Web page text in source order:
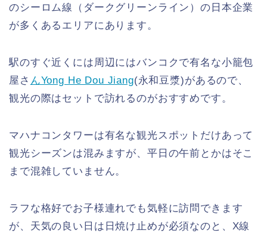
のシーロム線（ダークグリーンライン）の日本企業
が多くあるエリアにあります。
駅のすぐ近くには周辺にはバンコクで有名な小籠包
屋さ んYong He Dou Jiang(永和豆漿)があるので、
観光の際はセットで訪れるのがおすすめです。
マハナコンタワーは有名な観光スポットだけあって
観光シーズンは混みますが、平日の午前とかはそこ
まで混雑していません。
ラフな格好でお子様連れでも気軽に訪問できます
が、天気の良い日は日焼け止めが必須なのと、X線